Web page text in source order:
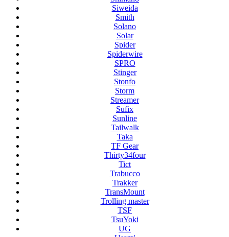
Siweida
Smith
Solano
Solar
Spider
Spiderwire
SPRO
Stinger
Stonfo
Storm
Streamer
Sufix
Sunline
Tailwalk
Taka
TF Gear
Thirty34four
Tict
Trabucco
Trakker
TransMount
Trolling master
TSF
TsuYoki
UG